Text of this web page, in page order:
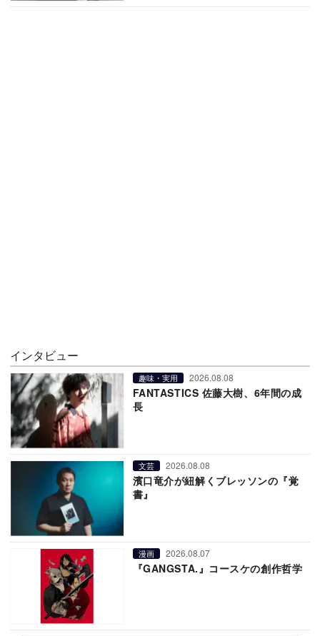
インタビュー
趣味・実用 2026.08.08
FANTASTICS 佐藤大樹、6年間の成
長
文芸 2026.08.08
濱口竜介が紐解くブレッソンの『覚
書』
漫画 2026.08.07
『GANGSTA.』コースケの創作哲学